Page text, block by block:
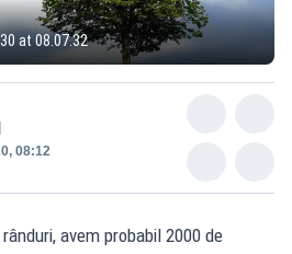
at 08.07.32
08:12
avem probabil 2000 de